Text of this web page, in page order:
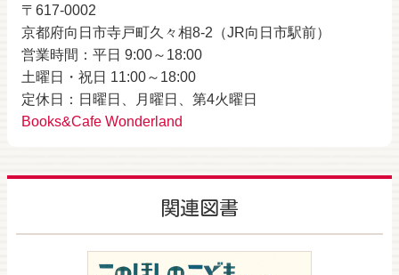
〒617-0002
京都府向日市寺戸町久々相8-2（JR向日市駅前）
営業時間：平日 9:00～18:00
土曜日・祝日 11:00～18:00
定休日：日曜日、月曜日、第4火曜日
Books&Cafe Wonderland
関連図書